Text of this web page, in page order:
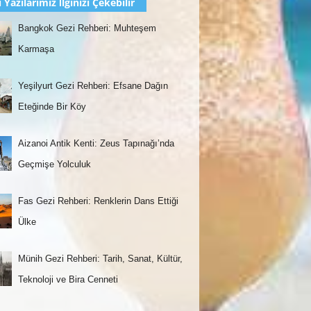
Bangkok Gezi Rehberi: Muhteşem
Karmaşa
Yeşilyurt Gezi Rehberi: Efsane Dağın
Eteğinde Bir Köy
Aizanoi Antik Kenti: Zeus Tapınağı’nda
Geçmişe Yolculuk
Fas Gezi Rehberi: Renklerin Dans Ettiği
Ülke
Münih Gezi Rehberi: Tarih, Sanat, Kültür,
Teknoloji ve Bira Cenneti